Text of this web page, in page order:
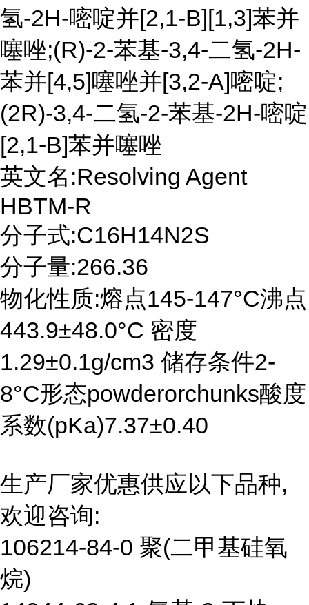
氢-2H-嘧啶并[2,1-B][1,3]苯并
噻唑;(R)-2-苯基-3,4-二氢-2H-
苯并[4,5]噻唑并[3,2-A]嘧啶;
(2R)-3,4-二氢-2-苯基-2H-嘧啶
[2,1-B]苯并噻唑
英文名:Resolving Agent
HBTM-R
分子式:C16H14N2S
分子量:266.36
物化性质:熔点145-147°C沸点
443.9±48.0°C 密度
1.29±0.1g/cm3 储存条件2-
8°C形态powderorchunks酸度
系数(pKa)7.37±0.40
生产厂家优惠供应以下品种,
欢迎咨询:
106214-84-0 聚(二甲基硅氧
烷)